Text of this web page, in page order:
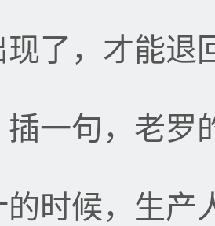
现了，才能退
句，老罗的
的时候，生产